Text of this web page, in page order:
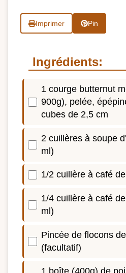
Imprimer Pin
Ingrédients:
1 courge butternut
900g), pelée,
cubes de 2,5 cm
2 cuillères à soupe
ml)
1/2 cuillère à café
1/4 cuillère à café
ml)
Pincée de flocons
(facultatif)